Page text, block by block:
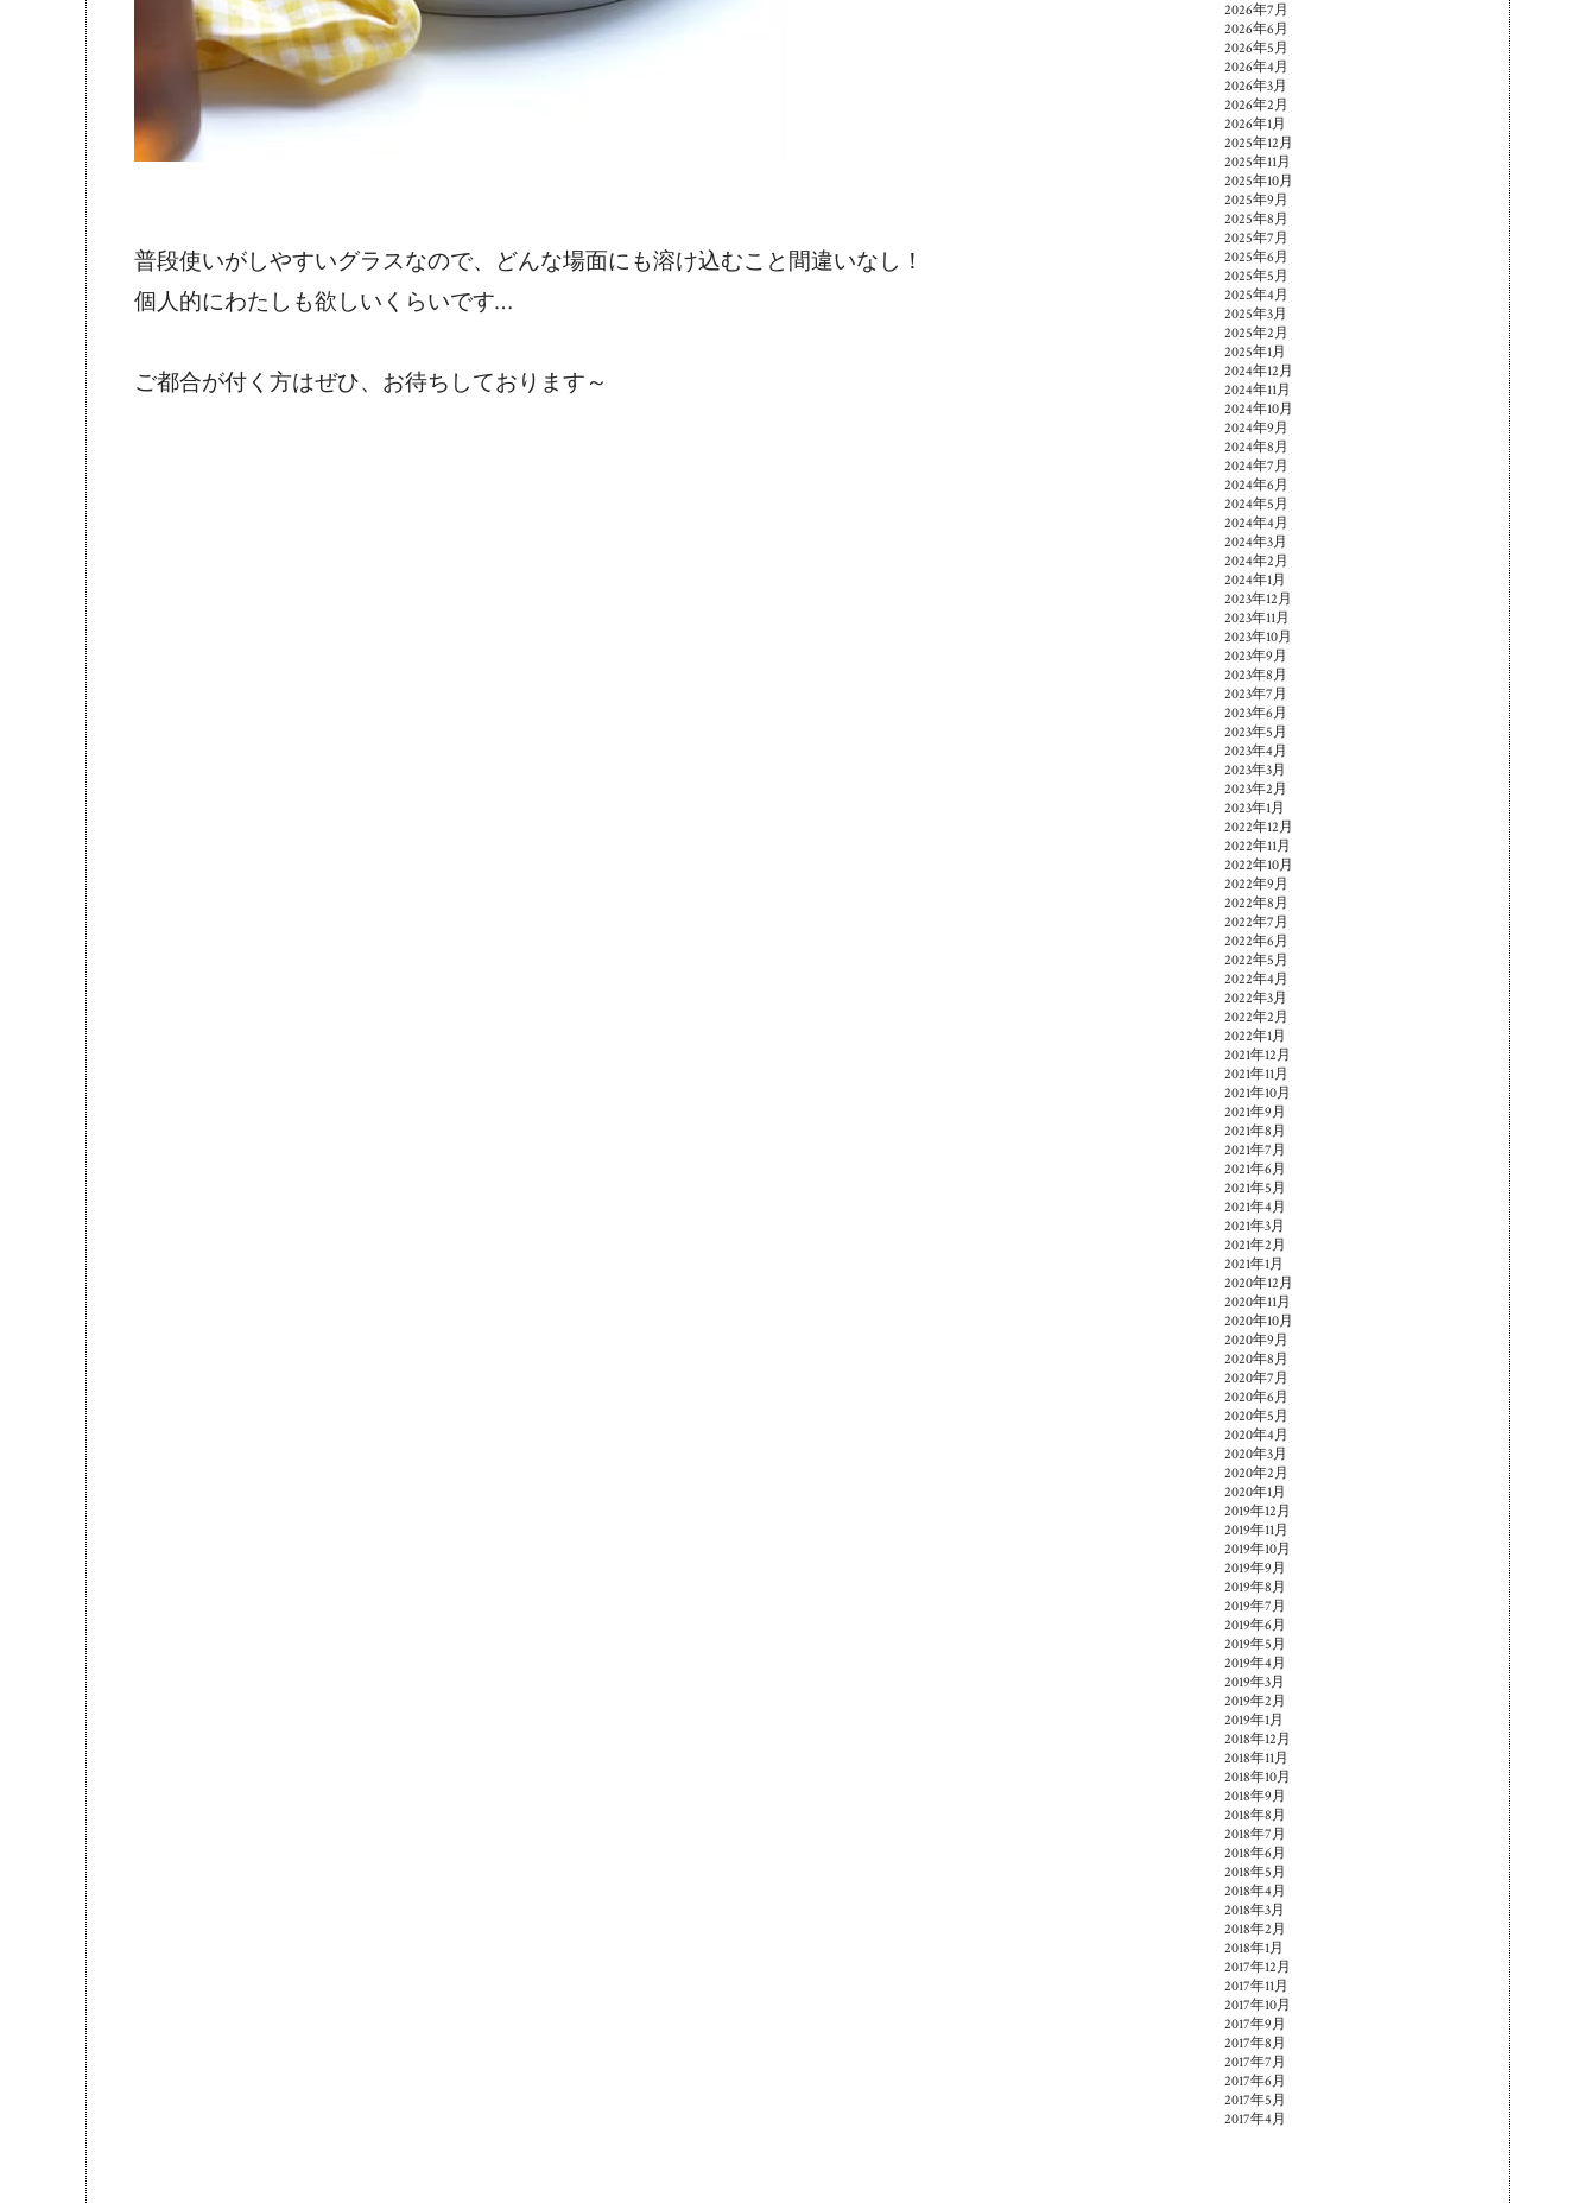
普段使いがしやすいグラスなので、どんな場面にも溶け込むこと間違いなし！
個人的にわたしも欲しいくらいです…
ご都合が付く方はぜひ、お待ちしております～
2026年7月
2026年6月
2026年5月
2026年4月
2026年3月
2026年2月
2026年1月
2025年12月
2025年11月
2025年10月
2025年9月
2025年8月
2025年7月
2025年6月
2025年5月
2025年4月
2025年3月
2025年2月
2025年1月
2024年12月
2024年11月
2024年10月
2024年9月
2024年8月
2024年7月
2024年6月
2024年5月
2024年4月
2024年3月
2024年2月
2024年1月
2023年12月
2023年11月
2023年10月
2023年9月
2023年8月
2023年7月
2023年6月
2023年5月
2023年4月
2023年3月
2023年2月
2023年1月
2022年12月
2022年11月
2022年10月
2022年9月
2022年8月
2022年7月
2022年6月
2022年5月
2022年4月
2022年3月
2022年2月
2022年1月
2021年12月
2021年11月
2021年10月
2021年9月
2021年8月
2021年7月
2021年6月
2021年5月
2021年4月
2021年3月
2021年2月
2021年1月
2020年12月
2020年11月
2020年10月
2020年9月
2020年8月
2020年7月
2020年6月
2020年5月
2020年4月
2020年3月
2020年2月
2020年1月
2019年12月
2019年11月
2019年10月
2019年9月
2019年8月
2019年7月
2019年6月
2019年5月
2019年4月
2019年3月
2019年2月
2019年1月
2018年12月
2018年11月
2018年10月
2018年9月
2018年8月
2018年7月
2018年6月
2018年5月
2018年4月
2018年3月
2018年2月
2018年1月
2017年12月
2017年11月
2017年10月
2017年9月
2017年8月
2017年7月
2017年6月
2017年5月
2017年4月